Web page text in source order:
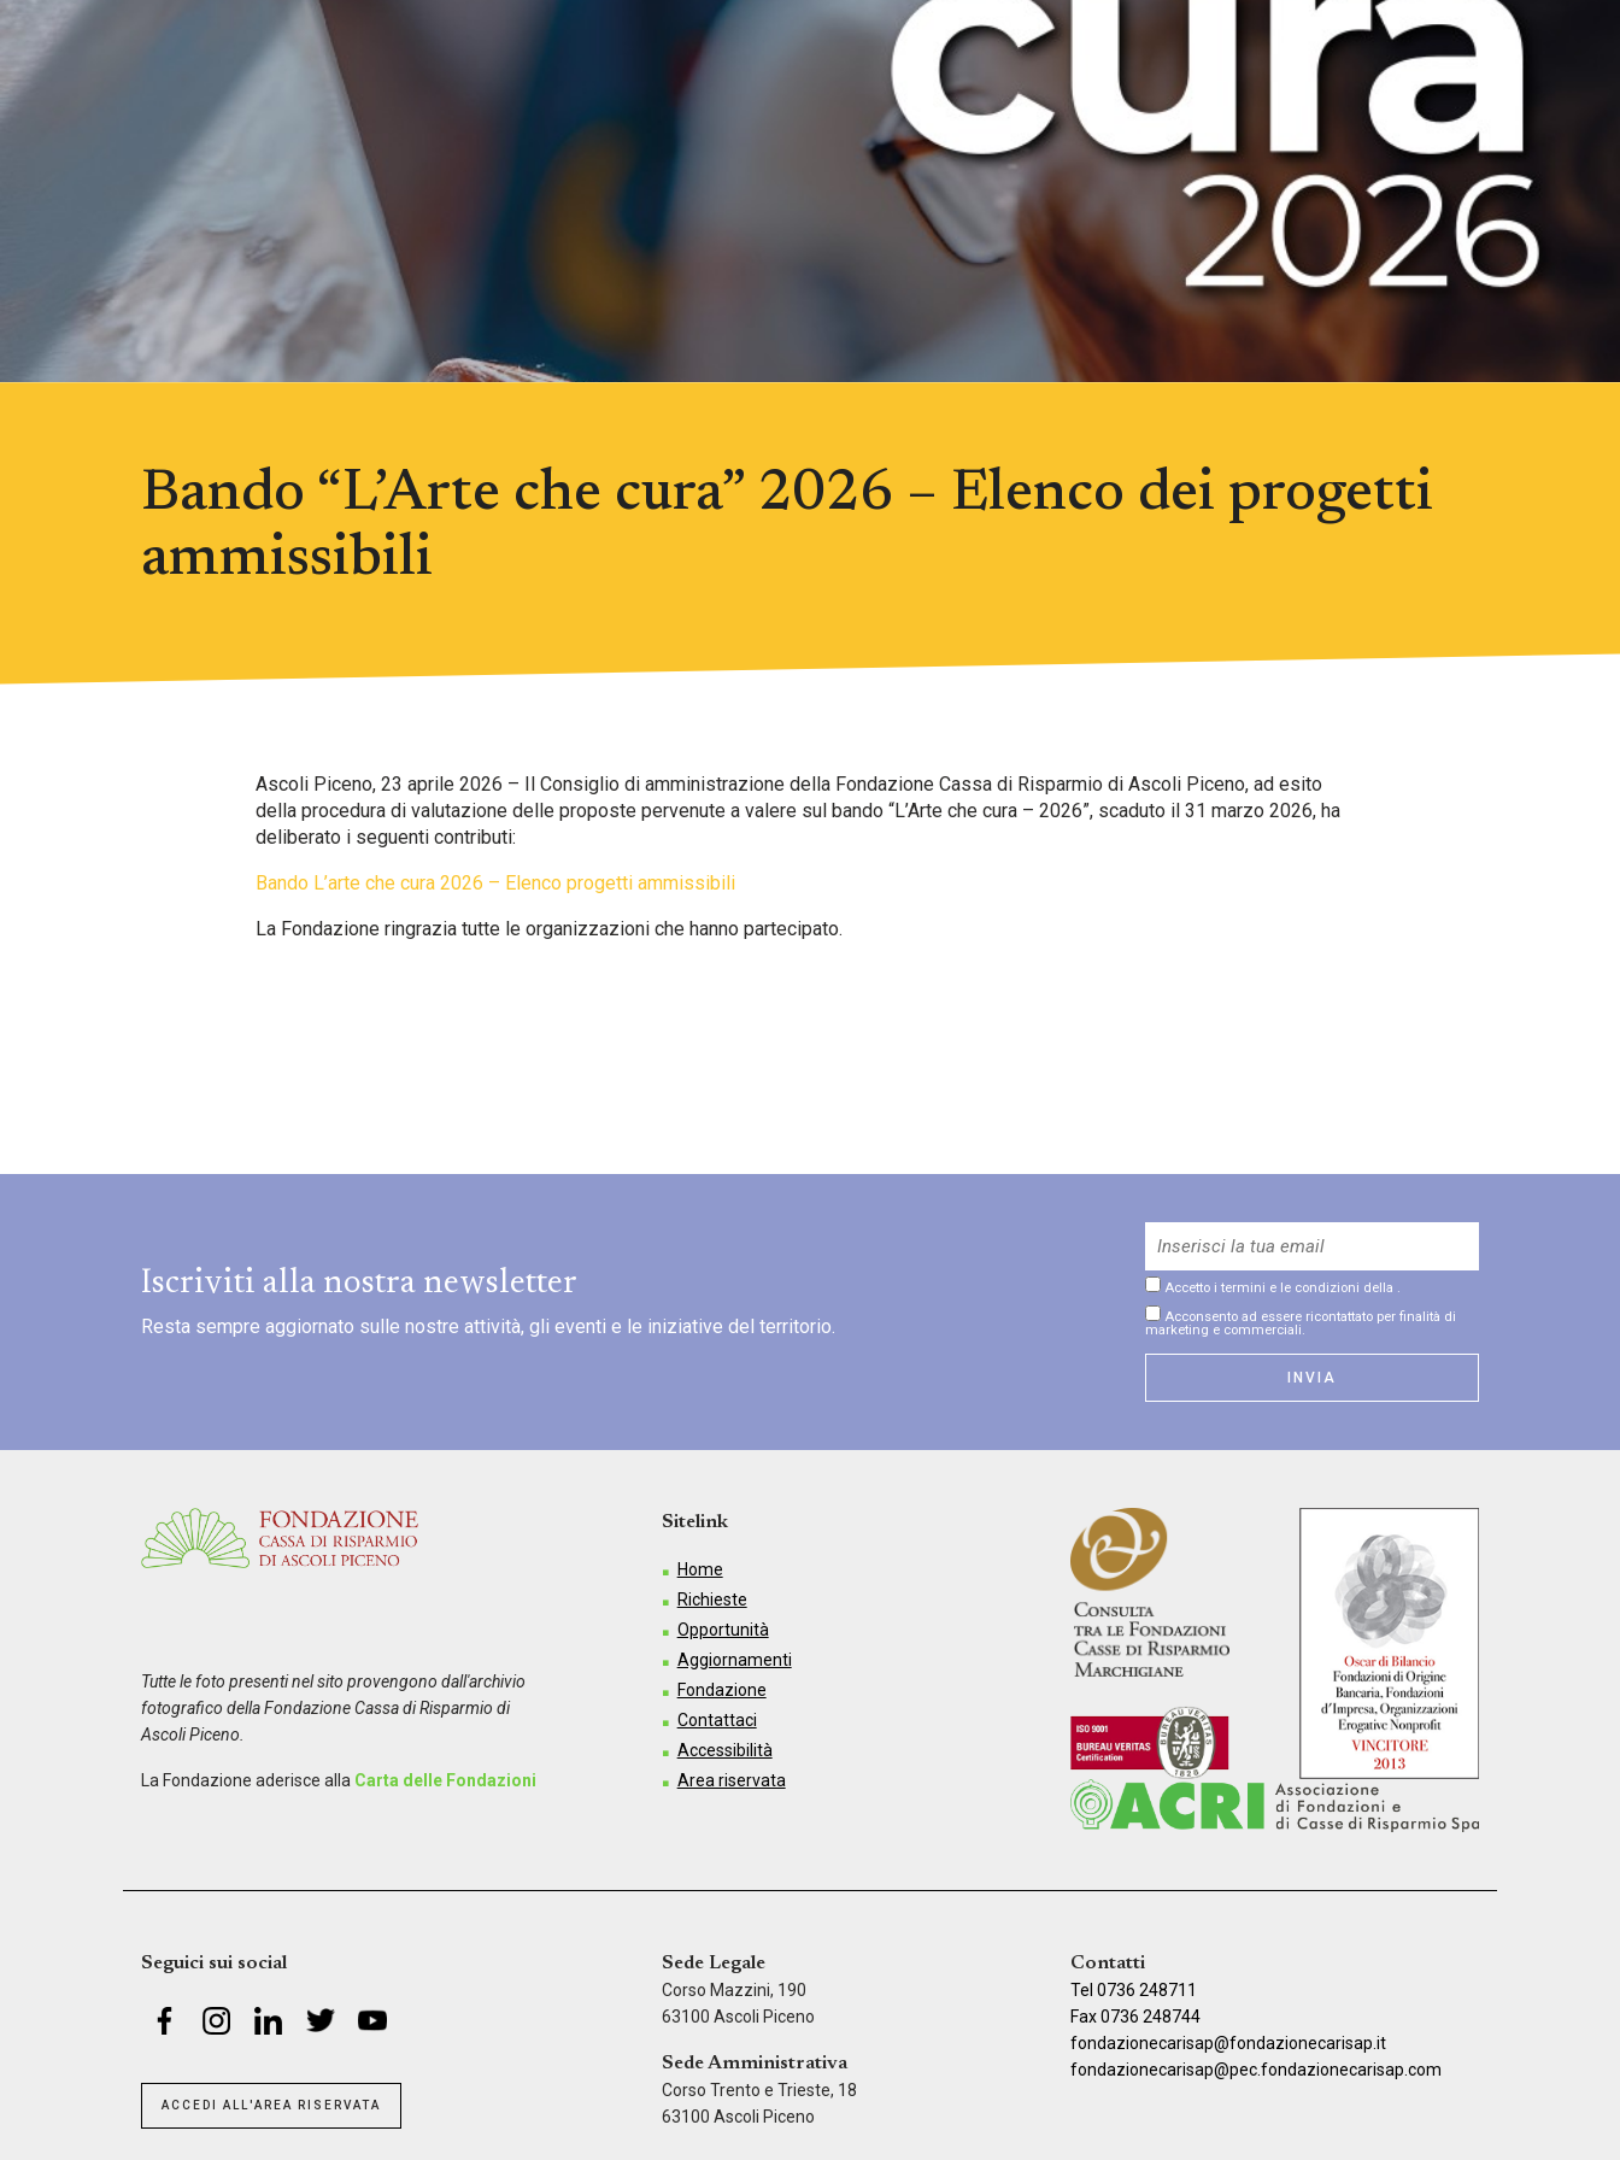
Bando “L’Arte che cura” 2026 – Elenco dei progetti
ammissibili
Ascoli Piceno, 23 aprile 2026 – Il Consiglio di amministrazione della Fondazione Cassa di Risparmio di Ascoli Piceno, ad esito
della procedura di valutazione delle proposte pervenute a valere sul bando “L’Arte che cura – 2026”, scaduto il 31 marzo 2026, ha
deliberato i seguenti contributi:
Bando L’arte che cura 2026 – Elenco progetti ammissibili
La Fondazione ringrazia tutte le organizzazioni che hanno partecipato.
Iscriviti alla nostra newsletter
Resta sempre aggiornato sulle nostre attività, gli eventi e le iniziative del territorio.
Accetto i termini e le condizioni della
Acconsento ad essere ricontattato per finalità di
marketing e commerciali.
Tutte le foto presenti nel sito provengono dall'archivio
fotografico della Fondazione Cassa di Risparmio di
Ascoli Piceno.
La Fondazione aderisce alla Carta delle Fondazioni
Sitelink
Home
Richieste
Opportunità
Aggiornamenti
Fondazione
Contattaci
Accessibilità
Area riservata
Seguici sui social
ACCEDI ALL'AREA RISERVATA
Sede Legale
Corso Mazzini, 190
63100 Ascoli Piceno
Sede Amministrativa
Corso Trento e Trieste, 18
63100 Ascoli Piceno
Contatti
Tel 0736 248711
Fax 0736 248744
fondazionecarisap@fondazionecarisap.it
fondazionecarisap@pec.fondazionecarisap.com